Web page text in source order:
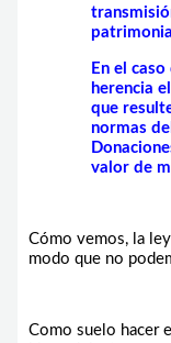
En el
herencia
que
normas
valor de
Cómo vemos, la
modo que no
Como suelo hacer